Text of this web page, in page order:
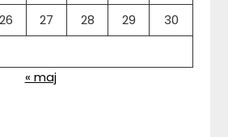
26 27 28 29
30
« maj